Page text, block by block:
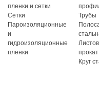
пленки и сетки
Сетки
Пароизоляционные
и
гидроизоляционные
пленки
Трубы
прокат
Круг